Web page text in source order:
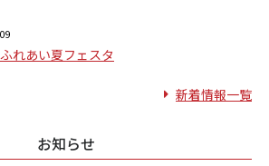
れあい夏フェスタ
新着情報一覧
お知らせ